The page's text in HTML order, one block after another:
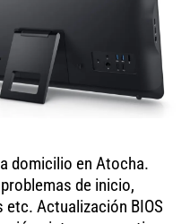
domicilio en Atocha.
de inicio,
Actualización BIOS